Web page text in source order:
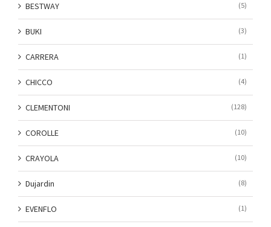
BESTWAY (5)
BUKI (3)
CARRERA (1)
CHICCO (4)
CLEMENTONI (128)
COROLLE (10)
CRAYOLA (10)
Dujardin (8)
EVENFLO (1)